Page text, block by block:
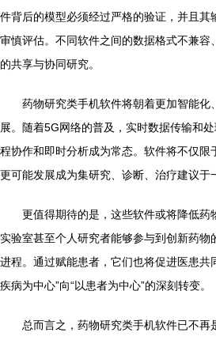
件背后的模型必须经过严格的验证，并且其
审慎评估。不同软件之间的数据格式不兼容
的共享与协同研究。
药物研究类手机软件将朝着更加智能化
展。随着5G网络的普及，实时数据传输和
程协作和即时分析成为常态。软件将不仅限
更可能发展成为集研究、诊断、治疗建议于
更值得期待的是，这些软件或将降低药
实验室甚至个人研究者能够参与到创新药物
进程。通过赋能患者，它们也将促进医患共
疾病为中心”向“以患者为中心”的深刻转变。
总而言之，药物研究类手机软件已不再